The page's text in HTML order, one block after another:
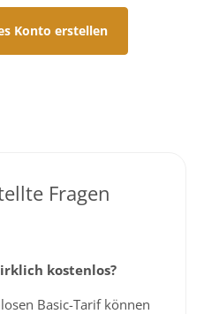
Konto erstellen
Fragen
kostenlos?
Basic-Tarif können